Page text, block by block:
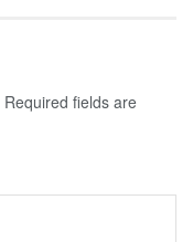
Required fields are